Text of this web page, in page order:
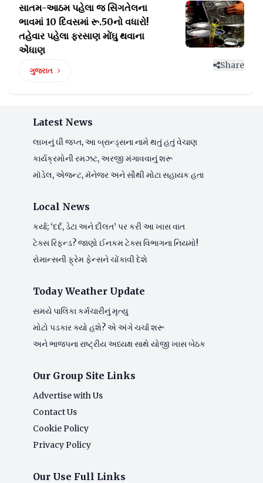
સાતમ-આઠમ પહેલા જ સિંગતેલના
ભાવમાં 10 દિવસમાં રૂ.50નો વધારો!
તહેવાર પહેલા ફરસાણ મોંઘુ થવાના
એંધાણ
ગુજરાત
Share
Latest News
લાખનું ઘી જપ્ત, આ બ્રાન્ડ્સના નામે થતું હતું વેચાણ
કાર્યક્રમોની રમઝટ, અરજી મંગાવવાનું શરૂ
મૉડેલ, એજન્ટ, મૅનેજર અને સૌથી મોટા સહાયક હતા
Local News
કર્યા; ‘દર્દ, ડેટા અને દૌલત’ પર કરી આ ખાસ વાત
ટેક્સ રિફન્ડ? જાણો ઈનકમ ટેક્સ વિભાગના નિયમો!
રોમાન્સની ફ્રેમ ફેન્સને ચોંકાવી દેશે
Today Weather Update
સમયે પાલિકા કર્મચારીનું મૃત્યુ
મોટો પડકાર ક્યો હશે? એ અંગે ચર્ચા શરૂ
અને ભાજપના રાષ્ટ્રીય અધ્યક્ષ સાથે યોજી ખાસ બેઠક
Our Group Site Links
Advertise with Us
Contact Us
Cookie Policy
Privacy Policy
Our Use Full Links